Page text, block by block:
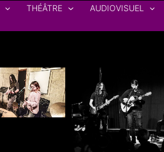
THÉÂTRE AUDIOVISUEL